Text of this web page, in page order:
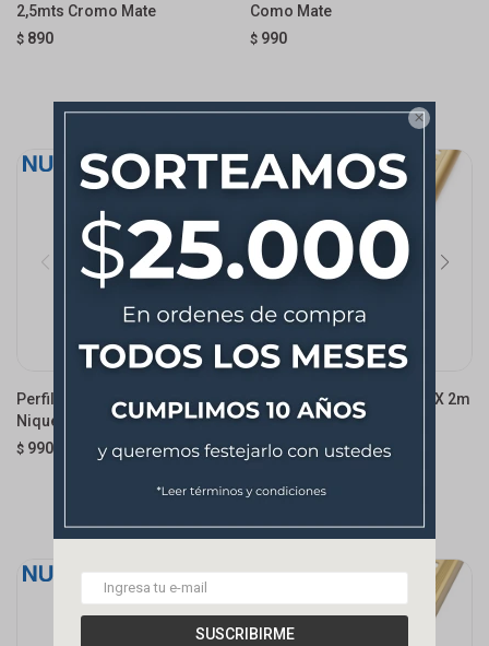

SUSCRIBIRME
2,5mts Cromo Mate
$ 890
Como Mate
$ 990
Perfil Step Aluminio 5mm X 2m
Niquel Mate
$ 990
Perfil Step Aluminio 5mm X 2m
Oro Mate
$ 990